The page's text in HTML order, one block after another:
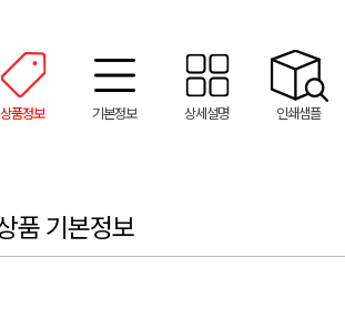
상품정보 기본정보 상세설명 인쇄샘플
품 기본정보